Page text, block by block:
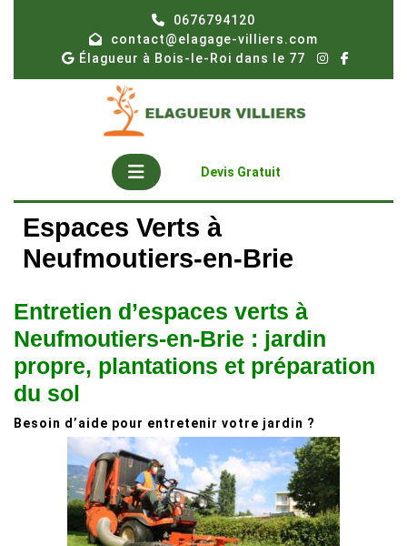
0676794120
contact@elagage-villiers.com
Élagueur à Bois-le-Roi dans le 77
Open
Button
Devis Gratuit
Espaces Verts à
Neufmoutiers-en-Brie
Entretien d’espaces verts à
Neufmoutiers-en-Brie : jardin
propre, plantations et préparation
du sol
Besoin d’aide pour entretenir votre jardin ?